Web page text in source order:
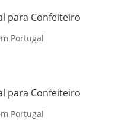
para Confeiteiro
Portugal
para Confeiteiro
Portugal